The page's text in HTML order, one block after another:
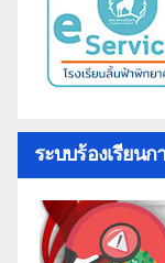
ระบบร้องเรียน